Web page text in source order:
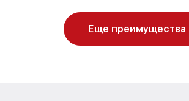
Еще преимущества